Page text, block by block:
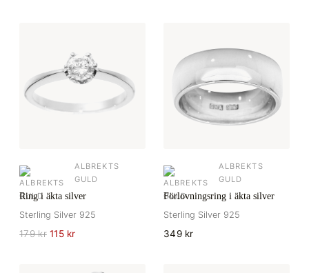
ALBREKTS
GULD
Ring i äkta silver
Sterling Silver 925
179 kr 115 kr
ALBREKTS
GULD
Förlovningsring i äkta silver
Sterling Silver 925
349 kr